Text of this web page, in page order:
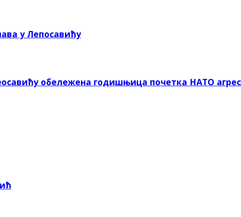
у Лепосавићу
обележена годишњица почетка НАТО